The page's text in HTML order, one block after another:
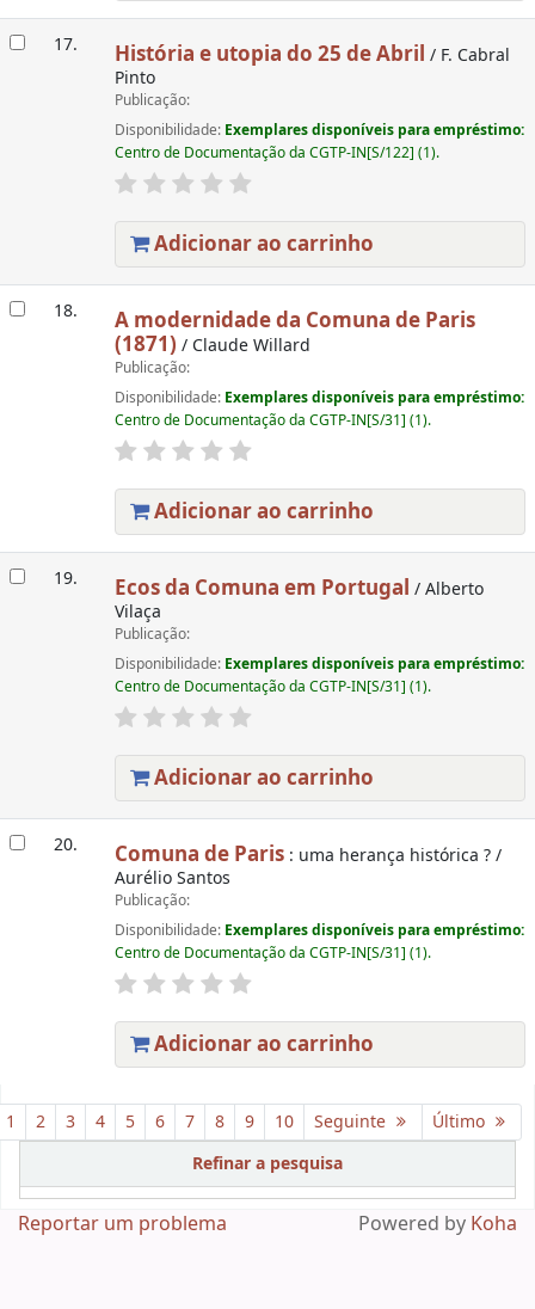
Refinar a pesquisa
17. História e utopia do 25 de Abril / F. Cabral
Pinto
Publicação:
Disponibilidade: Exemplares disponíveis para empréstimo:
Centro de Documentação da CGTP-IN[S/122] (1).
Adicionar ao carrinho
18.
A modernidade da Comuna de Paris
(1871) / Claude Willard
Publicação:
Disponibilidade: Exemplares disponíveis para empréstimo:
Centro de Documentação da CGTP-IN[S/31] (1).
Adicionar ao carrinho
19. Ecos da Comuna em Portugal / Alberto
Vilaça
Publicação:
Disponibilidade: Exemplares disponíveis para empréstimo:
Centro de Documentação da CGTP-IN[S/31] (1).
Adicionar ao carrinho
20. Comuna de Paris: uma herança histórica ? /
Aurélio Santos
Publicação:
Disponibilidade: Exemplares disponíveis para empréstimo:
Centro de Documentação da CGTP-IN[S/31] (1).
Adicionar ao carrinho
1 2 3 4 5 6 7 8 9 10 Seguinte Último
Reportar um problema Powered by Koha